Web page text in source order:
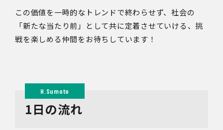
この価値を一時的なトレンドで終わらせず、社会の
「新たな当たり前」として共に定着させていける、挑
戦を楽しめる仲間をお待ちしています！
1日の流れ